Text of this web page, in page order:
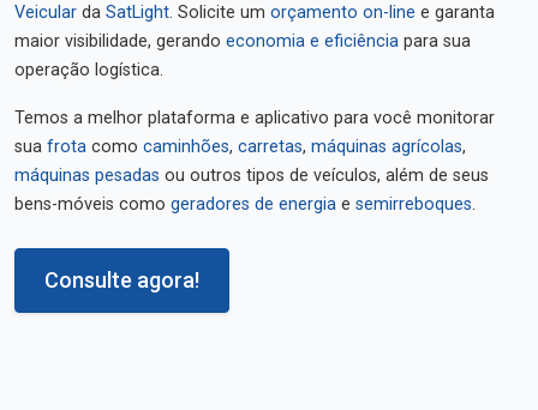
Veicular da SatLight. Solicite um orçamento on-line e garanta
maior visibilidade, gerando economia e eficiência para sua
operação logística.
Temos a melhor plataforma e aplicativo para você monitorar
sua frota como caminhões, carretas, máquinas agrícolas,
máquinas pesadas ou outros tipos de veículos, além de seus
bens-móveis como geradores de energia e semirreboques.
Consulte agora!